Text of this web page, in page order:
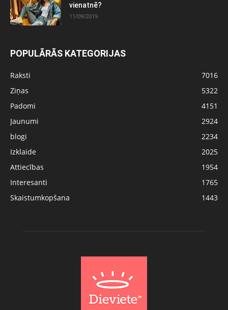
vienatnē?
11/09/2019
POPULĀRĀS KATEGORIJAS
Raksti
7016
Ziņas
5322
Padomi
4151
Jaunumi
2924
blogi
2234
Izklaide
2025
Attiecības
1954
Interesanti
1765
Skaistumkopšana
1443